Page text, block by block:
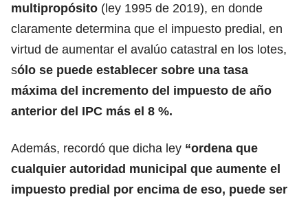
multipropósito (ley 1995 de 2019), en donde
claramente determina que el impuesto predial, en
virtud de aumentar el avalúo catastral en los lotes,
sólo se puede establecer sobre una tasa
máxima del incremento del impuesto de año
anterior del IPC más el 8 %.
Además, recordó que dicha ley “ordena que
cualquier autoridad municipal que aumente el
impuesto predial por encima de eso, puede ser